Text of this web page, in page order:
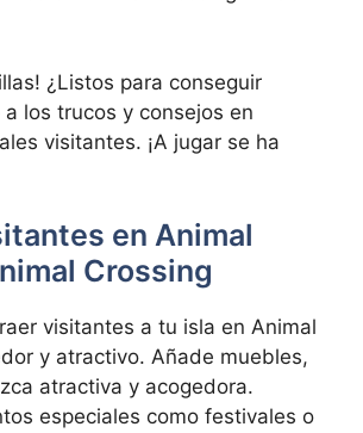
¿Listos para ⁣conseguir
los trucos y consejos en
visitantes. ¡A jugar se ha
en‍ Animal
Crossing
‌visitantes a tu isla en⁣ Animal
y atractivo. Añade muebles,
atractiva⁢ y⁤ acogedora.
especiales como festivales o